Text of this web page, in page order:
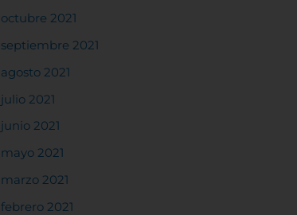
octubre 2021
septiembre 2021
agosto 2021
julio 2021
junio 2021
mayo 2021
marzo 2021
febrero 2021